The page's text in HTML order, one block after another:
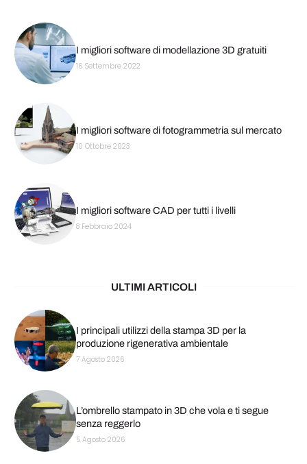
I migliori software di modellazione 3D gratuiti
16 Settembre 2022
I migliori software di fotogrammetria sul mercato
10 Ottobre 2023
I migliori software CAD per tutti i livelli
8 Febbraio 2024
ULTIMI ARTICOLI
I principali utilizzi della stampa 3D per la
produzione rigenerativa ambientale
7 Agosto 2026
L’ombrello stampato in 3D che vola e ti segue
senza reggerlo
5 Agosto 2026